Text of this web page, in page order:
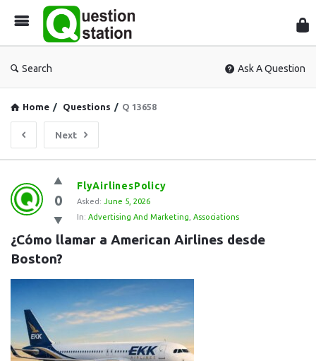
Search Ask A Question
Home / Questions / Q 13658
Next
Question
Station
Latest
Questions
0
FlyAirlinesPolicy
Asked: June 5, 2026
In: Advertising And Marketing Associations
¿Cómo llamar a American Airlines desde
Boston?